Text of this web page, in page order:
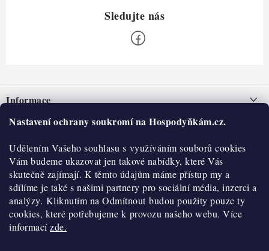
Nastavení ochrany soukromí na Hospodyňkám.cz.
Udělením Vašeho souhlasu s využíváním souborů cookies
Vám budeme ukazovat jen takové nabídky, které Vás
skutečně zajímají. K těmto údajům máme přístup my a
sdílíme je také s našimi partnery pro sociální média, inzerci a
analýzy. Kliknutím na Odmítnout budou použity pouze ty
cookies, které potřebujeme k provozu našeho webu. Více
informacízde.
pInformace
Nepřevzetí zásilky na dobírku
Obchodní podmínky
Hodnocení obchodu
Blog
Moje objednávka
O nás
Historie
Kontakty
O nákupu
Reklamace a vratky
Výdejní místa